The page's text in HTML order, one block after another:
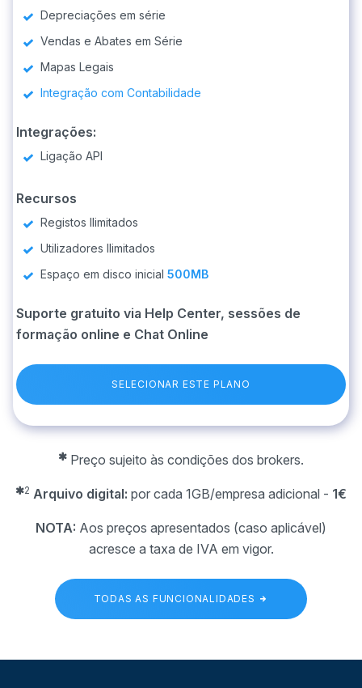
Depreciações em série
Vendas e Abates em Série
Mapas Legais
Integração com Contabilidade
Integrações:
Ligação API
Recursos
Registos Ilimitados
Utilizadores Ilimitados
Espaço em disco inicial 500MB
Suporte gratuito via Help Center, sessões de
formação online e Chat Online
SELECIONAR ESTE PLANO
Preço sujeito às condições dos brokers.
2 Arquivo digital: por cada 1GB/empresa adicional - 1€
NOTA: Aos preços apresentados (caso aplicável)
acresce a taxa de IVA em vigor.
TODAS AS FUNCIONALIDADES